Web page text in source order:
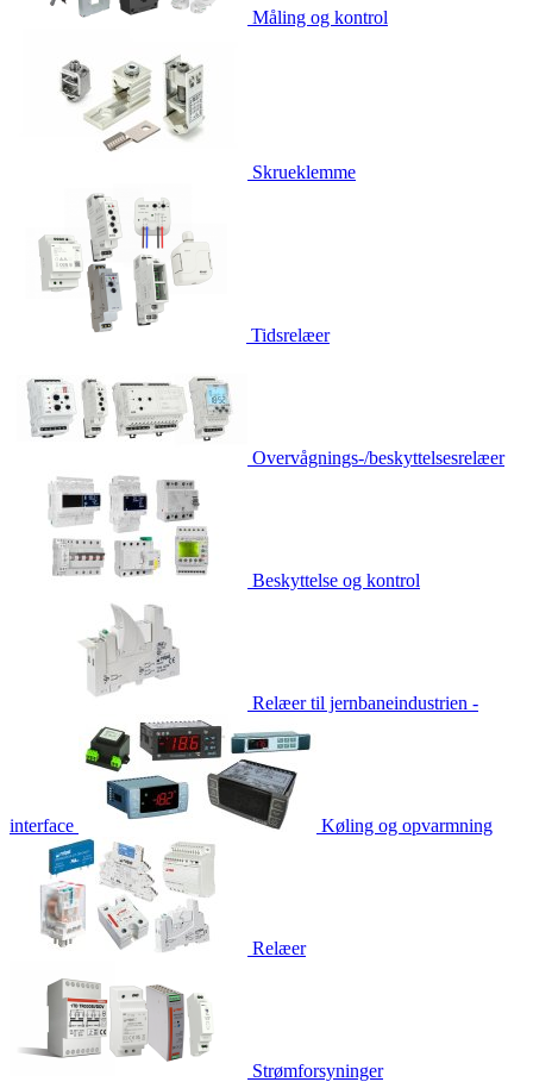
Måling og kontrol
Skrueklemme
Tidsrelæer
Overvågnings-/beskyttelsesrelæer
Beskyttelse og kontrol
Relæer til jernbaneindustrien -
interface Køling og opvarmning
Relæer
Strømforsyninger